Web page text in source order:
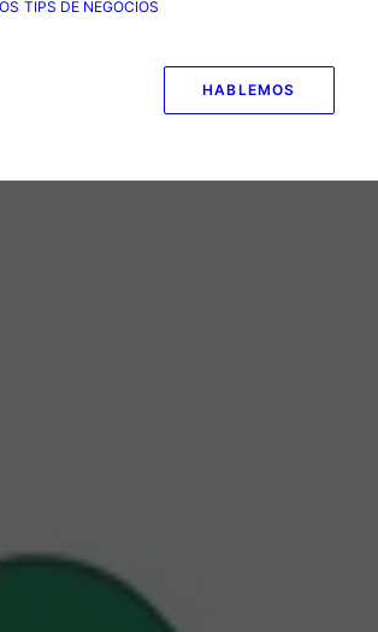
TIPS DE NEGOCIOS
HABLEMOS